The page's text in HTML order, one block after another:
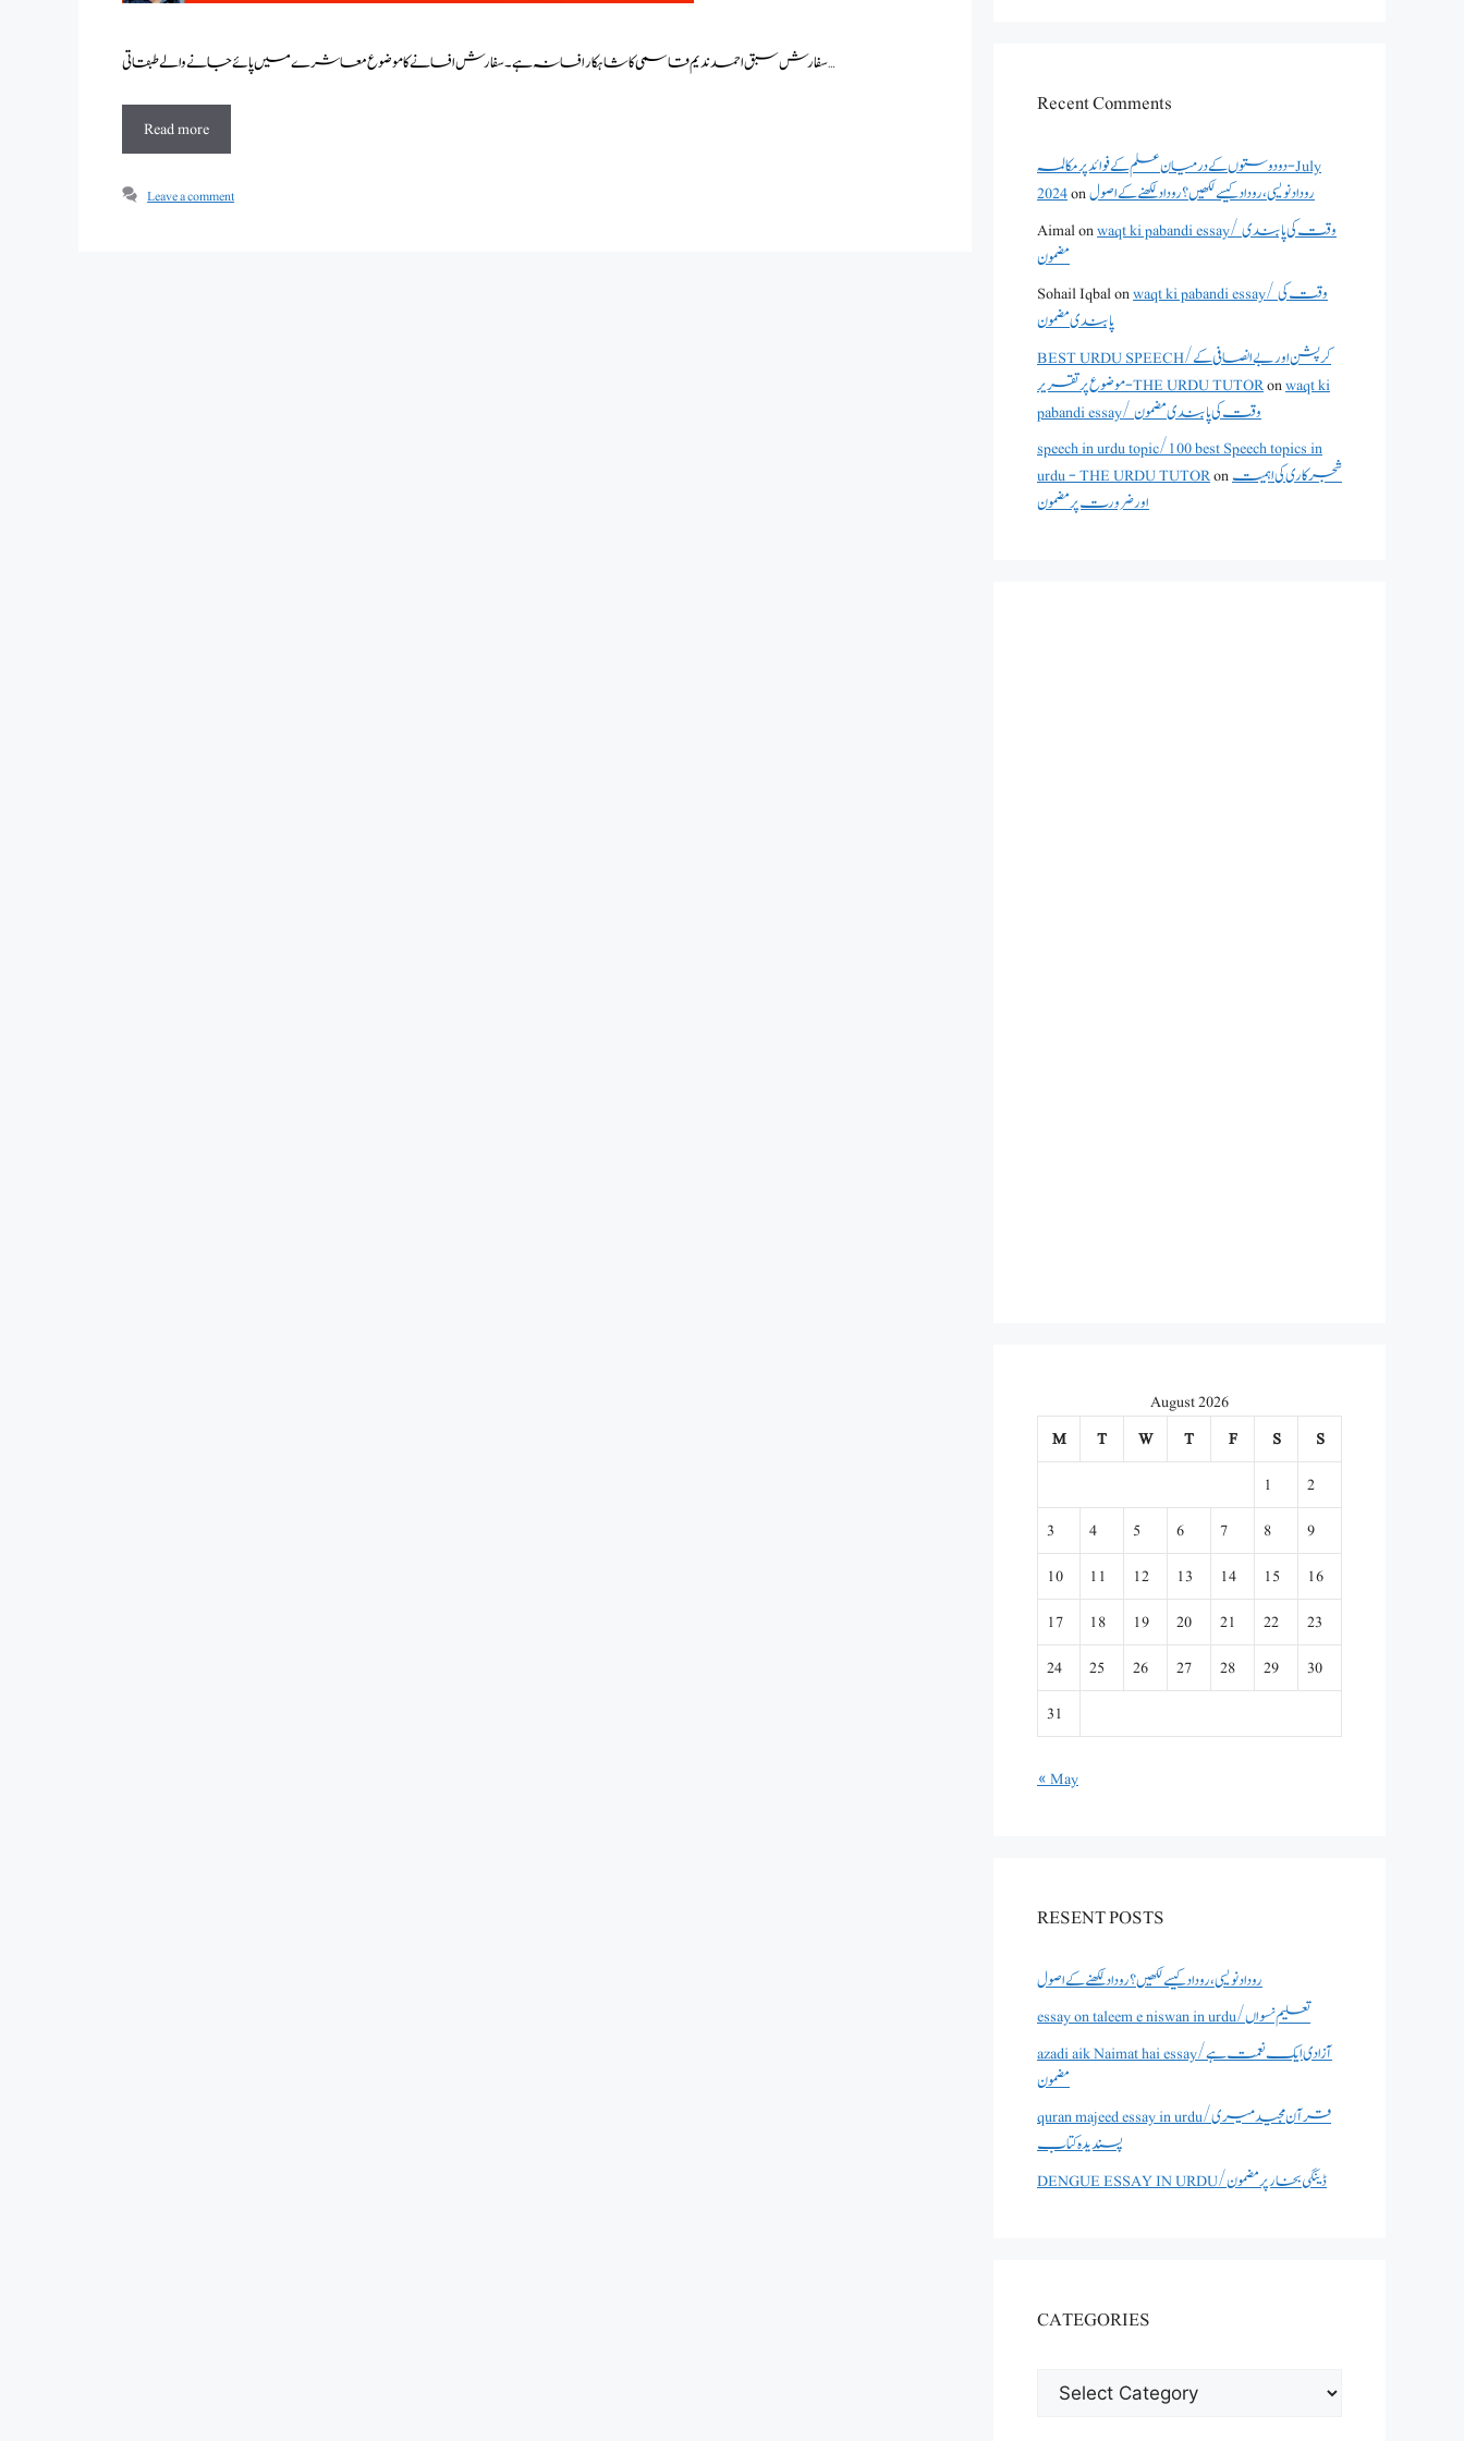
سفارش سبق احمد ندیم قاسمی کا شاہکار افسانہ ہے ۔ سفارش افسانے کا موضوع معاشرے میں پائے جانے والے طبقاتی …
Read more
Leave a comment
Recent Comments
دو دوستوں کے درمیان علم کے فوائد پر مکالمہ - July
2024onروداد نویسی ،روداد کیسے لکھیں؟ روداد لکھنے کے اصول
Aimalonwaqt ki pabandi essay/ وقت کی پابندی
مضمون
Sohail Iqbalonwaqt ki pabandi essay/ وقت کی
پابندی مضمون
BEST URDU SPEECH/کرپشن اور بے انصافی کے
موضوع پر تقریر - THE URDU TUTORonwaqt ki
pabandi essay/ وقت کی پابندی مضمون
speech in urdu topic/100 best Speech topics in
urdu - THE URDU TUTORonشجرکاری کی اہمیت
اور ضرورت پر مضمون
August 2026
M
T W T F S
S
1
2
3
4 5 6 7 8
9
10
11 12 13 14 15
16
17
18 19 20 21 22
23
24
25 26 27 28 29
30
31
« May
RESENT POSTS
روداد نویسی ،روداد کیسے لکھیں؟ روداد لکھنے کے اصول
essay on taleem e niswan in urdu/تعلیم نسواں
azadi aik Naimat hai essay/آزادی ایک نعمت ہے
مضمون
quran majeed essay in urdu/قرآن مجید میری
پسندیدہ کتاب
DENGUE ESSAY IN URDU/ڈینگی بخار پر مضمون
CATEGORIES
CATEGORIES